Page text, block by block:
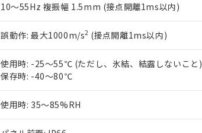
10～55Hz 複振幅 1.5mm (接点開離1ms以内)
誤動作: 最大1000m/s2 (接点開離1ms以内)
使用時: -25～55℃ (ただし、氷結、結露しないこと)
保存時: -40～80℃
使用時: 35～85%RH